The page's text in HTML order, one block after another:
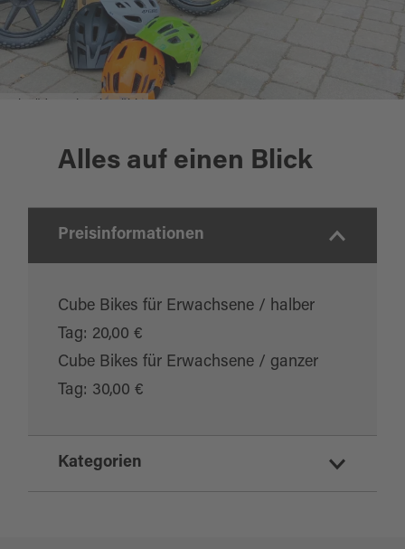
Alles auf einen Blick
Preisinformationen
Cube Bikes für Erwachsene / halber
Tag: 20,00 €
Cube Bikes für Erwachsene / ganzer
Tag: 30,00 €
Kategorien